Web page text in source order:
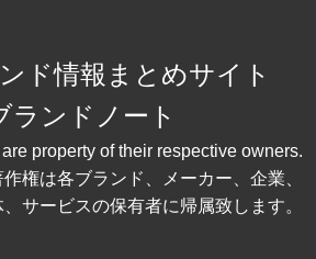
ド情報まとめサイト
ランドノート
property of their respective owners.
権は各ブランド、メーカー、企業、
、サービスの保有者に帰属致します。